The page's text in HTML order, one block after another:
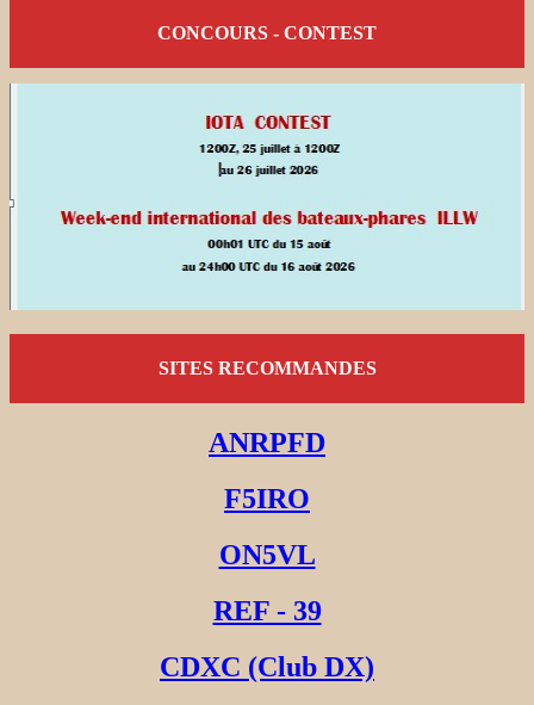
CONCOURS - CONTEST
SITES RECOMMANDES
ANRPFD
F5IRO
ON5VL
REF - 39
CDXC (Club DX)